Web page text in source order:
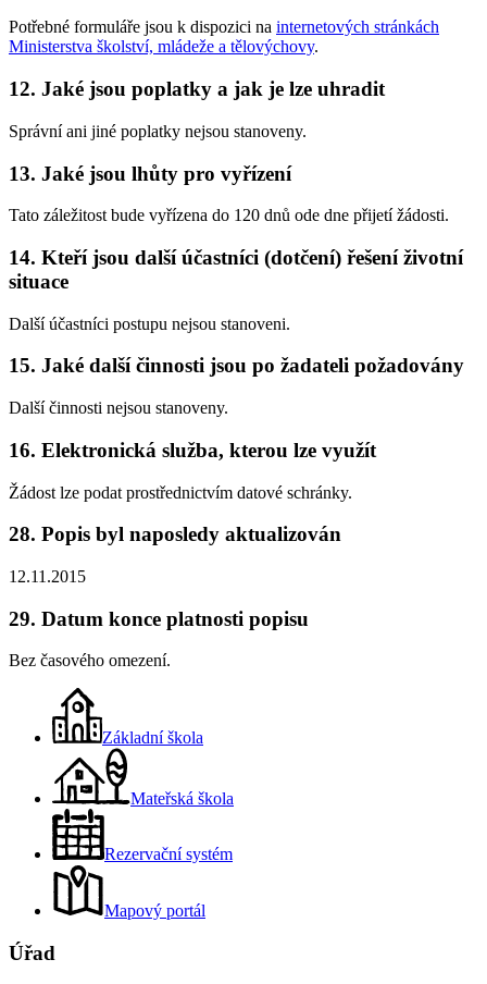
Potřebné formuláře jsou k dispozici na internetových stránkách
Ministerstva školství, mládeže a tělovýchovy.
12. Jaké jsou poplatky a jak je lze uhradit
Správní ani jiné poplatky nejsou stanoveny.
13. Jaké jsou lhůty pro vyřízení
Tato záležitost bude vyřízena do 120 dnů ode dne přijetí žádosti.
14. Kteří jsou další účastníci (dotčení) řešení životní
situace
Další účastníci postupu nejsou stanoveni.
15. Jaké další činnosti jsou po žadateli požadovány
Další činnosti nejsou stanoveny.
16. Elektronická služba, kterou lze využít
Žádost lze podat prostřednictvím datové schránky.
28. Popis byl naposledy aktualizován
12.11.2015
29. Datum konce platnosti popisu
Bez časového omezení.
Základní škola
Mateřská škola
Rezervační systém
Mapový portál
Úřad